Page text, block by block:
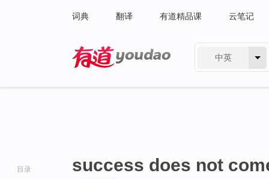
词典 翻译 有道精品课 云笔记
中英
目录 success does not